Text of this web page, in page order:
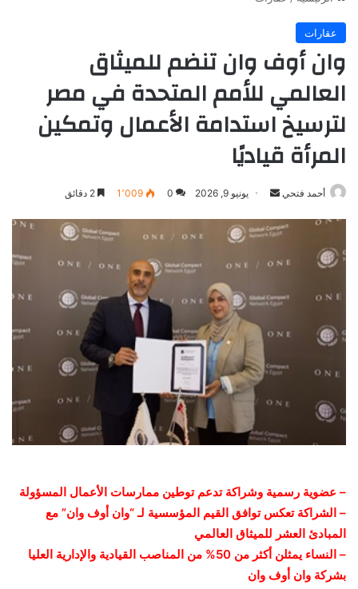
عقارات
وان أوف وان تنضم للميثاق
العالمي للأمم المتحدة في مصر
لترسيخ استدامة الأعمال وتمكين
المرأة قياديًا
أحمد فتحي
أرسل
إلكترونيا
يونيو 9, 2026 0 1٬009
– عضوية رسمية وشراكة تدعم توطين ممارسات الأعمال المسؤولة
– الشراكة تعكس توافق القيم المؤسسية لـ “وان أوف وان” مع
المبادئ العشر للميثاق العالمي
– النساء يمثلن أكثر من 50% من المناصب القيادية والإدارية العليا
بشركة وان أوف وان